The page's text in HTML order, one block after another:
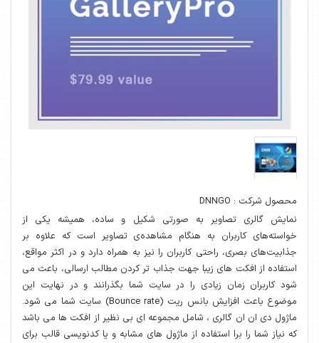
محصول شرکت : DNNGO
نمایش گالری تصاویر به صورتی شکیل و ساده، همیشه یکی از
خواسته‌های کاربران به هنگام مشاهده‌ی تصاویر است که علاوه بر
جذابیت‌های بصری، راحتی کاربران را نیز به همراه دارد و در اکثر مواقع،
استفاده از افکت های زیبا جهت جذاب تر کردن مطالب ارسالی، باعث می
شود کاربران زمان زیادی را در سایت شما بگذرانند و در نهایت این
موضوع باعث افزایش بانس ریت (Bounce rate) سایت شما می شود.
ماژول دی ان ان گالری ، شامل مجموعه ای بی نظیر از افکت ها می باشد
که نیاز شما را برا استفاده از ماژول های مشابه و یا کدنویسی قالب برای